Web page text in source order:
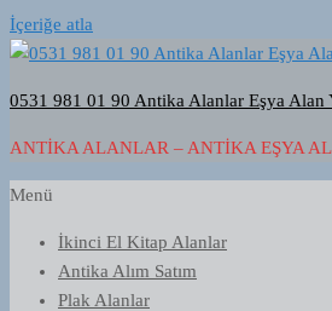
İçeriğe atla
0531 981 01 90 Antika Alanlar Eşya Alan
ANTIKA ALANLAR – ANTIKA EŞYA
Menü
İkinci El Kitap Alanlar
Antika Alım Satım
Plak Alanlar